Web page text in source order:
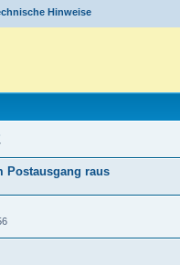
Hinweise
Postausgang raus